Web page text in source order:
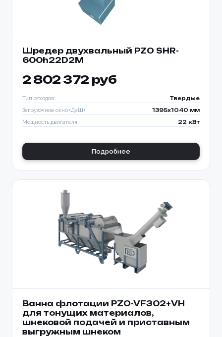
Шредер двухвальный PZO SHR-
600h22D2M
2 802 372 руб
Тип отходов Твердые
Загрузочное окно (ДхШ) 1395x1040 мм
Мощность двигателя 22 кВт
Подробнее
Ванна флотации PZO-VF302+VH
для тонущих материалов,
шнековой подачей и приставным
выгружным шнеком